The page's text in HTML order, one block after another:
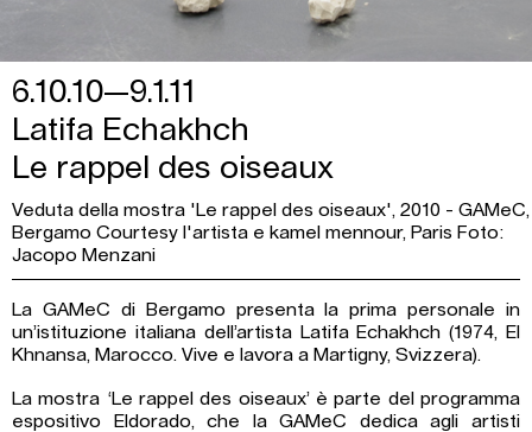
6.10.10—9.1.11
Latifa Echakhch
Le rappel des oiseaux
Veduta della mostra 'Le rappel des oiseaux', 2010 - GAMeC,
Bergamo Courtesy l'artista e kamel mennour, Paris Foto:
Jacopo Menzani
La GAMeC di Bergamo presenta la prima personale in
un’istituzione italiana dell’artista Latifa Echakhch (1974, El
Khnansa, Marocco. Vive e lavora a Martigny, Svizzera).
La mostra ‘Le rappel des oiseaux’ è parte del programma
espositivo Eldorado, che la GAMeC dedica agli artisti